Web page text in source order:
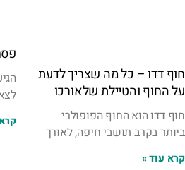
חוף דדו – כל מה שצריך לדעת
על החוף והטיילת שלאורכו
חוף דדו הוא החוף הפופולרי
ביותר בקרב תושבי חיפה, לאורך
קרא עוד »